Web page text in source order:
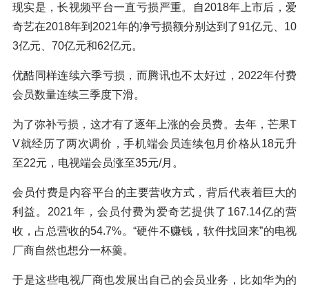
现实是，长视频平台一直亏损严重。自2018年上市后，爱
奇艺在2018年到2021年的净亏损额分别达到了91亿元、10
3亿元、70亿元和62亿元。
优酷同样连续六季亏损，而腾讯也不太好过，2022年付费
会员数量连续三季度下滑。
为了弥补亏损，这才有了逐年上涨的会员费。去年，芒果T
V就经历了两次调价，手机端会员连续包月价格从18元升
至22元，电视端会员涨至35元/月。
会员付费是内容平台的主要营收方式，背后代表着巨大的
利益。2021年，会员付费为爱奇艺提供了167.14亿的营
收，占总营收的54.7%。“硬件不赚钱，软件找回来”的电视
厂商自然也想分一杯羹。
于是这些电视厂商也发展出自己的会员业务，比如华为的